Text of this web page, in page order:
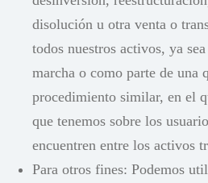
disolución u otra venta o
todos nuestros activos, ya
marcha o como parte de una
procedimiento similar, en el
que tenemos sobre los
encuentren entre los activos
Para otros fines: Podemos